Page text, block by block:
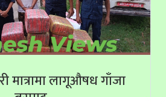
मात्रामा लागूऔषध गाँजा